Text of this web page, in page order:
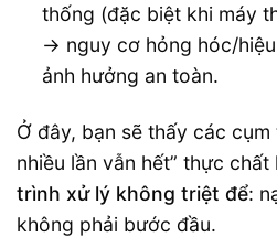
thống (đặc biệt khi máy
→ nguy cơ hỏng hóc/
ảnh hưởng an toàn.
Ở đây, bạn sẽ thấy các cụm
nhiều lần vẫn hết” thực chất
trình xử lý không triệt để:
không phải bước đầu.